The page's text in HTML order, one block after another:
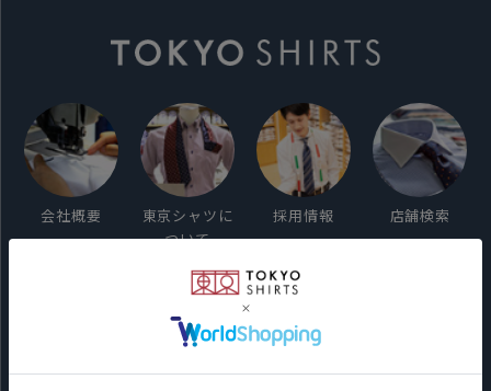
会社概要
東京シャツに
ついて
採用情報 店舗検索
サイト利用規約